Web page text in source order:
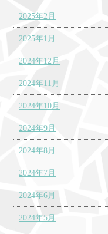
2025年2月
2025年1月
2024年12月
2024年11月
2024年10月
2024年9月
2024年8月
2024年7月
2024年6月
2024年5月